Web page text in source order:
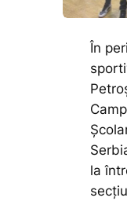
În
la